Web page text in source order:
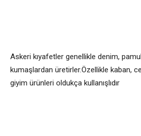
Askeri kıyafetler genellikle denim,
kumaşlardan üretirler.Özellikle kaban,
giyim ürünleri oldukça kullanışlıdır